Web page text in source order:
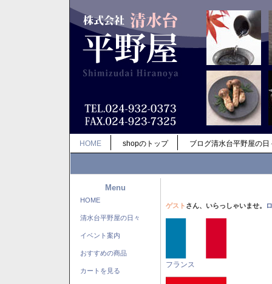
HOME shopのトップ ブログ清水台平野屋の日
Menu
HOME
清水台平野屋の日々
イベント案内
おすすめの商品
カートを見る
ゲスト さん、いらっしゃいませ。
フランス